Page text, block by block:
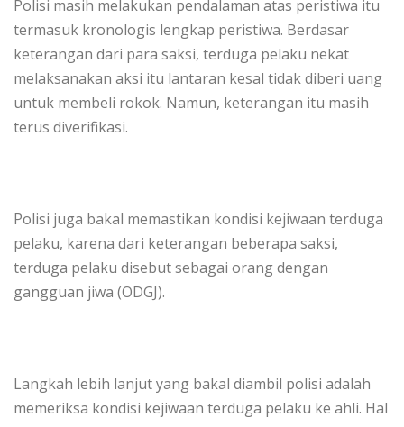
Polisi masih melakukan pendalaman atas peristiwa itu
termasuk kronologis lengkap peristiwa. Berdasar
keterangan dari para saksi, terduga pelaku nekat
melaksanakan aksi itu lantaran kesal tidak diberi uang
untuk membeli rokok. Namun, keterangan itu masih
terus diverifikasi.
Polisi juga bakal memastikan kondisi kejiwaan terduga
pelaku, karena dari keterangan beberapa saksi,
terduga pelaku disebut sebagai orang dengan
gangguan jiwa (ODGJ).
Langkah lebih lanjut yang bakal diambil polisi adalah
memeriksa kondisi kejiwaan terduga pelaku ke ahli. Hal